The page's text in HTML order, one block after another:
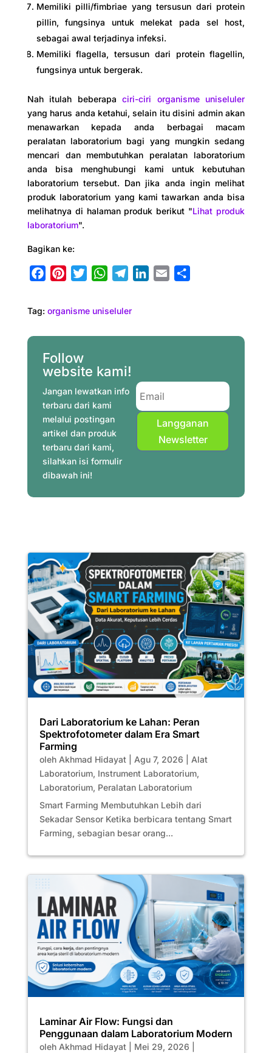
Memiliki pilli/fimbriae yang tersusun dari protein
pillin, fungsinya untuk melekat pada sel host,
sebagai awal terjadinya infeksi.
Memiliki flagella, tersusun dari protein flagellin,
fungsinya untuk bergerak.
Nah itulah beberapaciri-ciri organisme uniseluler
yang harus anda ketahui, selain itu disini admin akan
menawarkan kepada anda berbagai macam
peralatan laboratorium bagi yang mungkin sedang
mencari dan membutuhkan peralatan laboratorium
anda bisa menghubungi kami untuk kebutuhan
laboratorium tersebut. Dan jika anda ingin melihat
produk laboratorium yang kami tawarkan anda bisa
melihatnya di halaman produk berikut "Lihat produk
laboratorium".
Bagikan ke:
b
o
o
n
e
r
e
t
r
W
s
p
g
a
m
e
n
l
e
Tag: organisme uniseluler
Follow
website kami!
Jangan lewatkan info
terbaru dari kami
melalui postingan
artikel dan produk
terbaru dari kami,
silahkan isi formulir
dibawah ini!
Langganan
Newsletter
Dari Laboratorium ke Lahan: Peran
Spektrofotometer dalam Era Smart
Farming
oleh Akhmad Hidayat| Agu 7, 2026
Alat
Laboratorium, Instrument Laboratorium,
Laboratorium, Peralatan Laboratorium
Smart Farming Membutuhkan Lebih dari
Sekadar Sensor Ketika berbicara tentang Smart
Farming, sebagian besar orang...
Laminar Air Flow: Fungsi dan
Penggunaan dalam Laboratorium Modern
oleh Akhmad Hidayat| Mei 29, 2026